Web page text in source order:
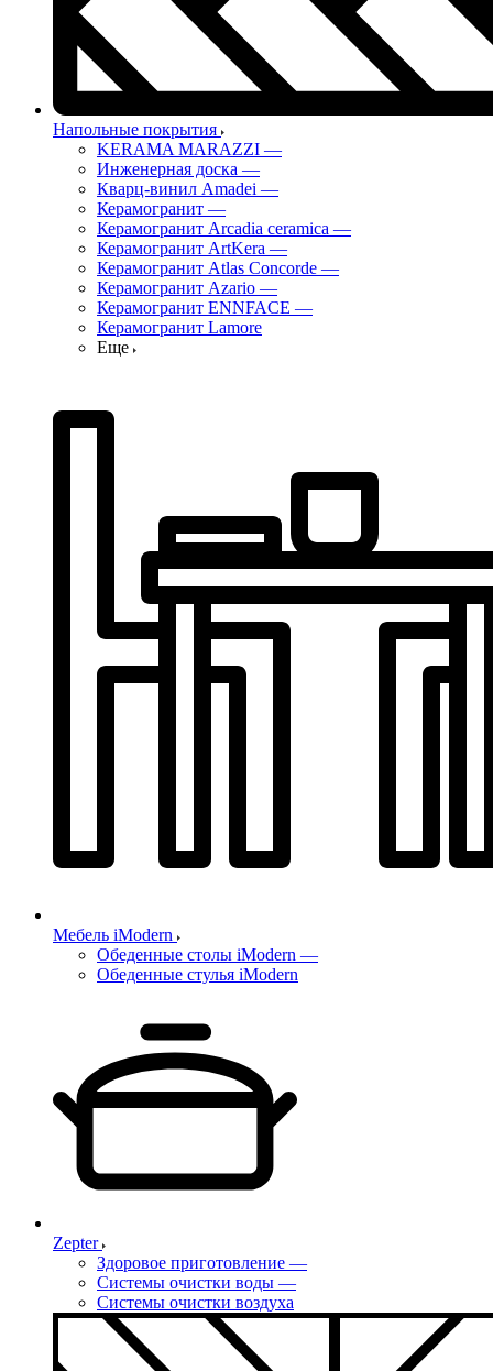
Напольные покрытия
KERAMA MARAZZI —
Инженерная доска —
Кварц-винил Amadei —
Керамогранит —
Керамогранит Arcadia ceramica —
Керамогранит ArtKera —
Керамогранит Atlas Concorde —
Керамогранит Azario —
Керамогранит ENNFACE —
Керамогранит Lamore
Еще
Мебель iModern
Обеденные столы iModern —
Обеденные стулья iModern
Zepter
Здоровое приготовление —
Системы очистки воды —
Системы очистки воздуха